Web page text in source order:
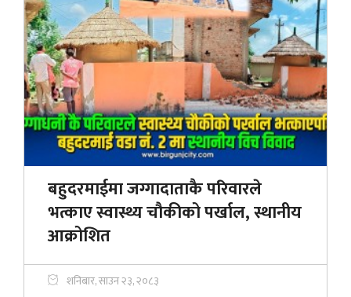
बहुदरमाईमा जग्गादाताकै परिवारले
भत्काए स्वास्थ्य चौकीको पर्खाल, स्थानीय
आक्रोशित
शनिबार, साउन २३, २०८३